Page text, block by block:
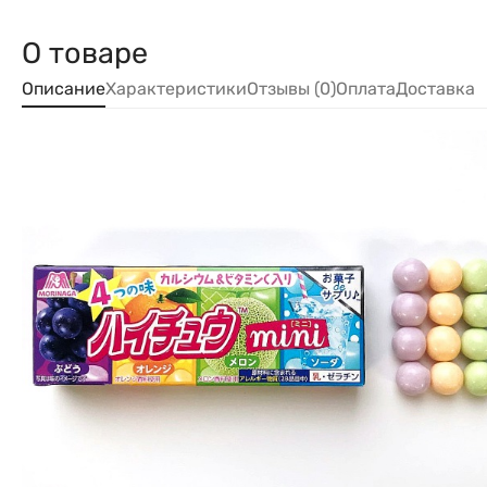
О товаре
ОписаниеХарактеристикиОтзывы (0)ОплатаДоставка